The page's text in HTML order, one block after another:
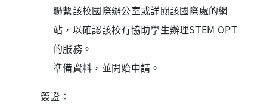
聯繫該校國際辦公室或詳閱該國際處的網
站，以確認該校有協助學生辦理STEM OPT
的服務。
準備資料，並開始申請。
簽證：